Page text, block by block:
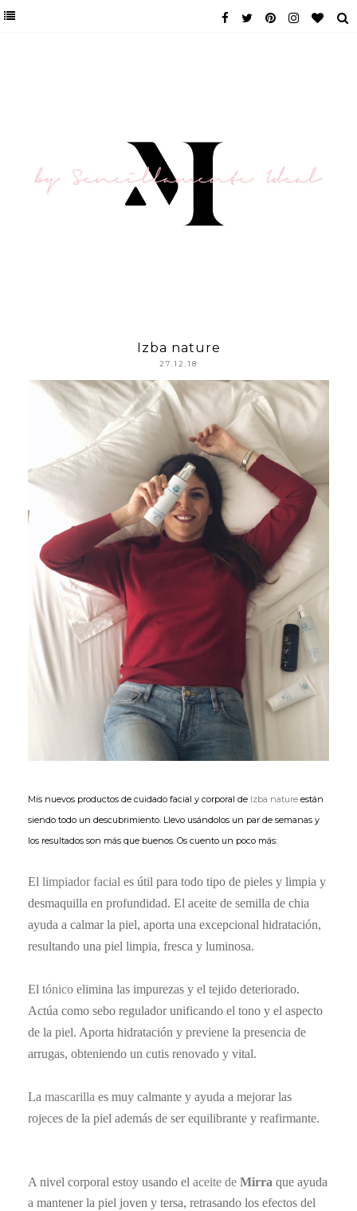
Izba nature
27.12.18
Mis nuevos productos de cuidado facial y corporal de Izba nature están
siendo todo un descubrimiento. Llevo usándolos un par de semanas y
los resultados son más que buenos. Os cuento un poco más:
El limpiador facial es útil para todo tipo de pieles y limpia y
desmaquilla en profundidad. El aceite de semilla de chia
ayuda a calmar la piel, aporta una excepcional hidratación,
resultando una piel limpia, fresca y luminosa.
El tónico elimina las impurezas y el tejido deteriorado.
Actúa como sebo regulador unificando el tono y el aspecto
de la piel. Aporta hidratación y previene la presencia de
arrugas, obteniendo un cutis renovado y vital.
La mascarilla es muy calmante y ayuda a mejorar las
rojeces de la piel además de ser equilibrante y reafirmante.
A nivel corporal estoy usando el aceite de Mirra que ayuda
a mantener la piel joven y tersa, retrasando los efectos del